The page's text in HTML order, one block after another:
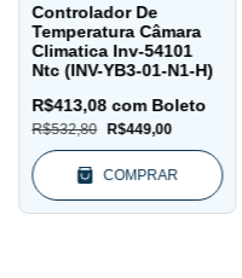
Controlador De
Temperatura Câmara
Climatica Inv-54101
Ntc (INV-YB3-01-N1-H)
R$532,80 R$449,00
R$413,08com Boleto
COMPRAR